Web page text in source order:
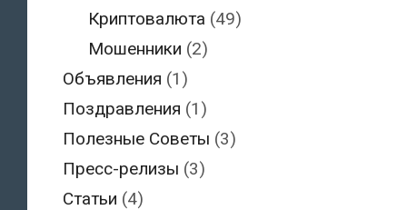
Криптовалюта (49)
Мошенники (2)
Объявления (1)
Поздравления (1)
Полезные Советы (3)
Пресс-релизы (3)
Статьи (4)